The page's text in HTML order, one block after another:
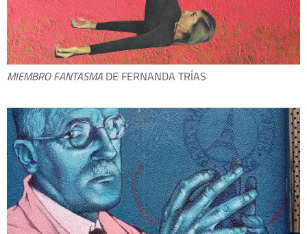
MIEMBRO FANTASMA DE FERNANDA TRÍAS